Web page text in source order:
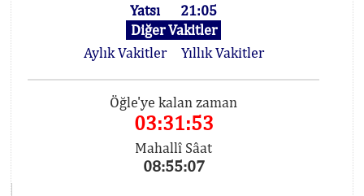
Yatsı
21:05
Diğer Vakitler
Aylık Vakitler
Yıllık Vakitler
Öğle'ye kalan zaman
03:31:53
Mahallî Sâat
08:55:07